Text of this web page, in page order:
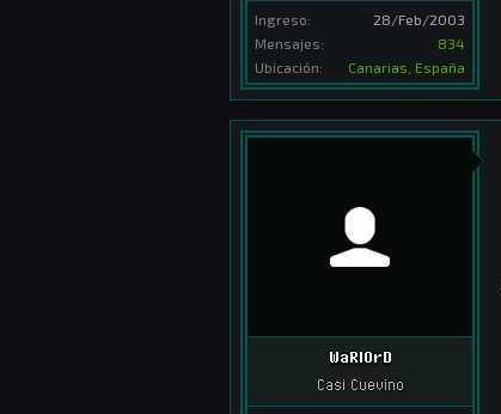
Ingreso:
28/Feb/2003
Mensajes:
834
Ubicación:
Canarias, España
WaRlOrD
Casi Cuevino